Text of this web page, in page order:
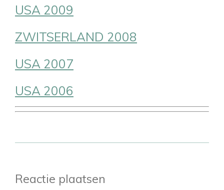
USA 2009
ZWITSERLAND 2008
USA 2007
USA 2006
Reactie plaatsen